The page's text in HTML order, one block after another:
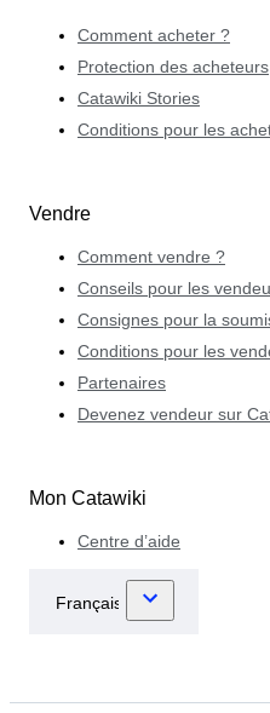
Comment acheter ?
Protection des acheteurs
Catawiki Stories
Conditions pour les
Vendre
Comment vendre ?
Conseils pour les
Consignes pour la
Conditions pour les
Partenaires
Devenez vendeur sur
Mon Catawiki
Centre d’aide